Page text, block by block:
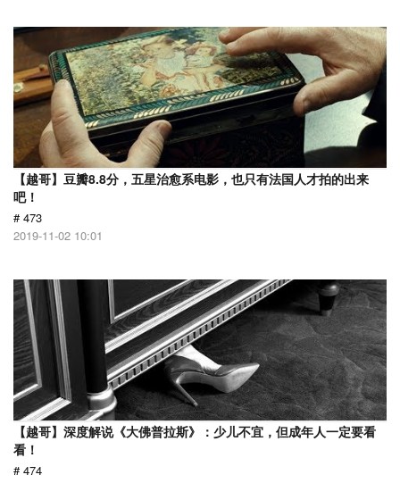
【越哥】豆瓣8.8分，五星治愈系电影，也只有法国人才拍的出来
吧！
# 473
2019-11-02 10:01
【越哥】深度解说《大佛普拉斯》：少儿不宜，但成年人一定要看
看！
# 474